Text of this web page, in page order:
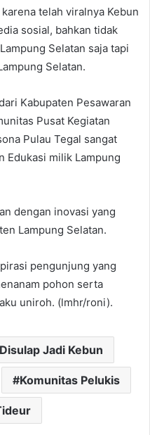
telah viralnya Kebun
sosial, bahkan tidak
Selatan saja tapi
Selatan.
Kabupaten Pesawaran
Pusat Kegiatan
Pulau Tegal sangat
Edukasi milik Lampung
dengan inovasi yang
Lampung Selatan.
pengunjung yang
pohon serta
uniroh. (lmhr/roni).
Jadi Kebun
Komunitas Pelukis